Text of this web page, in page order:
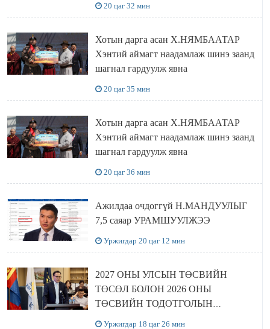
20 цаг 32 мин
Хотын дарга асан Х.НЯМБААТАР
Хэнтий аймагт наадамлаж шинэ заанд
шагнал гардуулж явна
20 цаг 35 мин
Хотын дарга асан Х.НЯМБААТАР
Хэнтий аймагт наадамлаж шинэ заанд
шагнал гардуулж явна
20 цаг 36 мин
Ажилдаа очдоггүй Н.МАНДУУЛЫГ
7,5 саяар УРАМШУУЛЖЭЭ
Уржигдар 20 цаг 12 мин
2027 ОНЫ УЛСЫН ТӨСВИЙН
ТӨСӨЛ БОЛОН 2026 ОНЫ
ТӨСВИЙН ТОДОТГОЛЫН
Уржигдар 18 цаг 26 мин